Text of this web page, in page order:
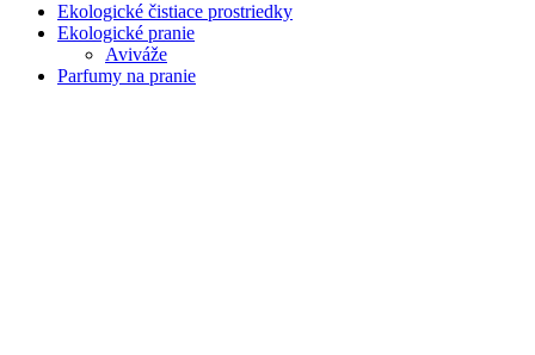
Ekologické čistiace prostriedky
Ekologické pranie
Aviváže
Parfumy na pranie